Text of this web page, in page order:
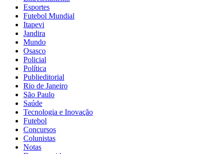
Esportes
Futebol Mundial
Itapevi
Jandira
Mundo
Osasco
Policial
Política
Publieditorial
Rio de Janeiro
São Paulo
Saúde
Tecnologia e Inovação
Futebol
Concursos
Colunistas
Notas